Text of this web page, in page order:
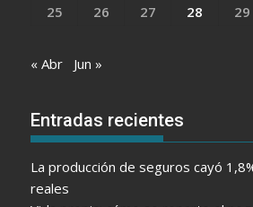
25
26 27 28 29
« Abr Jun »
Entradas recientes
La producción de seguros cayó
reales